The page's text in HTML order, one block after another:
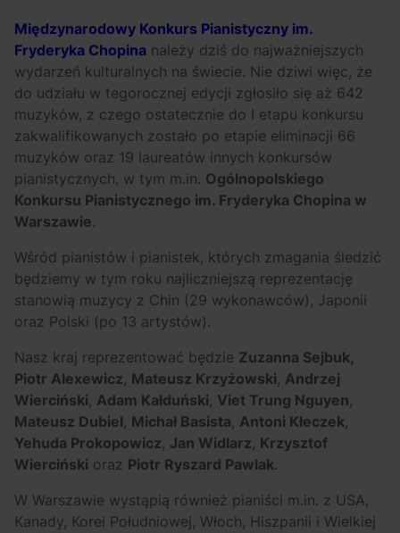
Międzynarodowy Konkurs Pianistyczny im.
Fryderyka Chopina należy dziś do najważniejszych
wydarzeń kulturalnych na świecie. Nie dziwi więc, że
do udziału w tegorocznej edycji zgłosiło się aż 642
muzyków, z czego ostatecznie do I etapu konkursu
zakwalifikowanych zostało po etapie eliminacji 66
muzyków oraz 19 laureatów innych konkursów
pianistycznych, w tym m.in. Ogólnopolskiego
Konkursu Pianistycznego im. Fryderyka Chopina w
Warszawie.
Wśród pianistów i pianistek, których zmagania śledzić
będziemy w tym roku najliczniejszą reprezentację
stanowią muzycy z Chin (29 wykonawców), Japonii
oraz Polski (po 13 artystów).
Nasz kraj reprezentować będzie Zuzanna Sejbuk,
Piotr Alexewicz, Mateusz Krzyżowski, Andrzej
Wierciński, Adam Kałduński, Viet Trung Nguyen,
Mateusz Dubiel, Michał Basista, Antoni Kłeczek,
Yehuda Prokopowicz, Jan Widlarz, Krzysztof
Wierciński oraz Piotr Ryszard Pawlak.
W Warszawie wystąpią również pianiści m.in. z USA,
Kanady, Korei Południowej, Włoch, Hiszpanii i Wielkiej